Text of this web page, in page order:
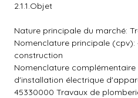
2.1.1.Objet
Nature principale du marché:
Nomenclature principale
construction
Nomenclature complémentaire
d'installation électrique
45330000 Travaux de